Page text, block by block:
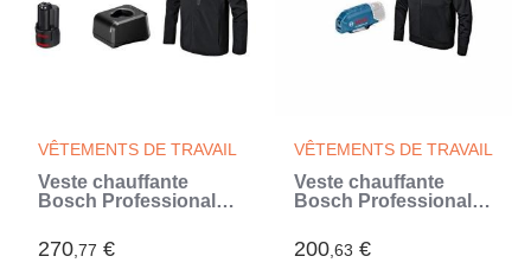
VÊTEMENTS DE TRAVAIL
Veste chauffante
Bosch Professional
XL avec batterie 12V -
06188000G0
270,77 €
VÊTEMENTS DE TRAVAIL
Veste chauffante
Bosch Professional
S sans batterie -
06188000EP (Noir)
200,63 €